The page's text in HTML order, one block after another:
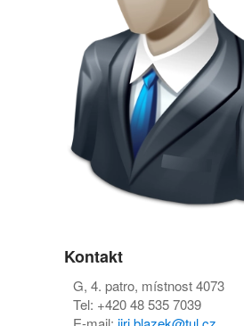
Kontakt
G, 4. patro, místnost 4073
Tel: +420 48 535 7039